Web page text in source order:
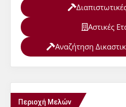
Αστικές
Αναζήτηση
Περιοχή Μελών